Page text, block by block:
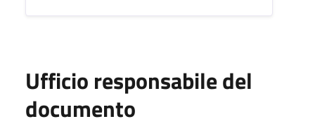
Ufficio responsabile del
documento